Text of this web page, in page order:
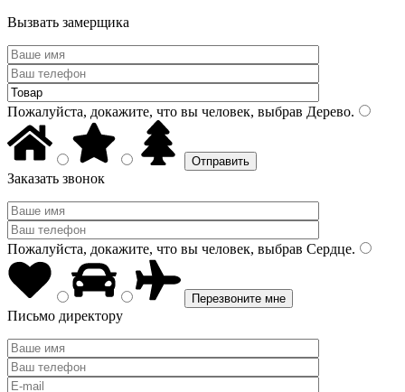
Вызвать замерщика
Пожалуйста, докажите, что вы человек, выбрав Дерево.
Заказать звонок
Пожалуйста, докажите, что вы человек, выбрав Сердце.
Письмо директору